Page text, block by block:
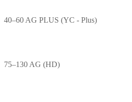
40–60 AG PLUS (YC - Plus)
75–130 AG (HD)